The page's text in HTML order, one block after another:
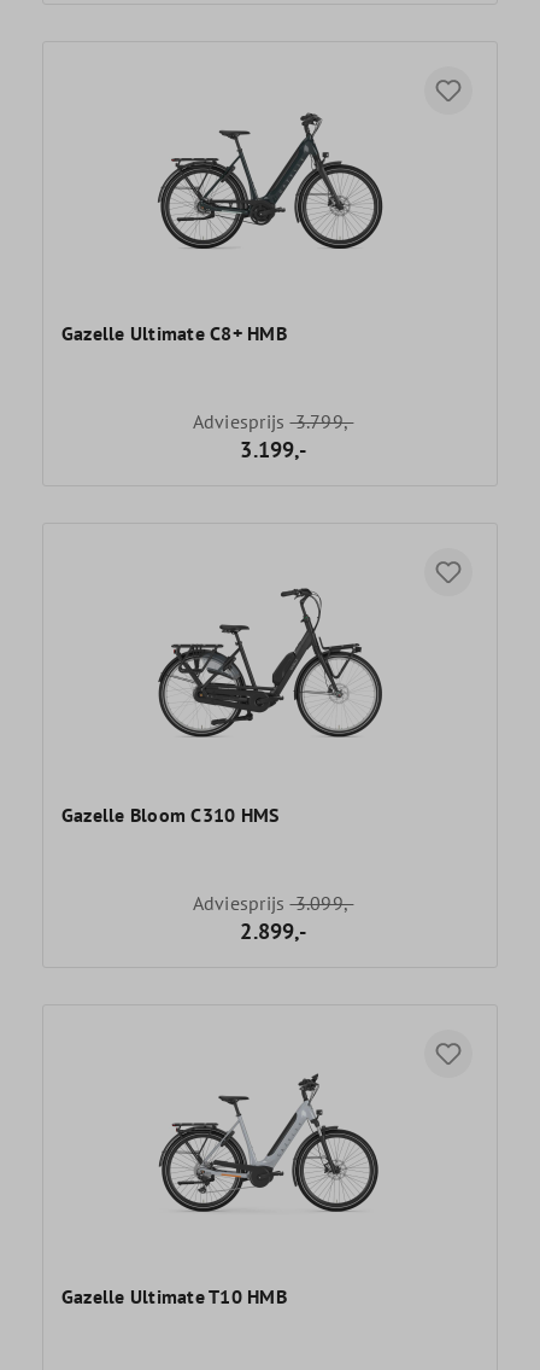
Gazelle Ultimate C8+ HMB
Adviesprijs3.799,-
3.199,-
Gazelle Bloom C310 HMS
Adviesprijs3.099,-
2.899,-
Gazelle Ultimate T10 HMB